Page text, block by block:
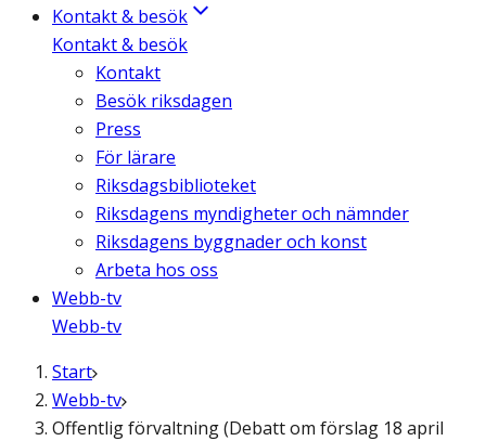
Kontakt & besök
Kontakt & besök
Kontakt
Besök riksdagen
Press
För lärare
Riksdagsbiblioteket
Riksdagens myndigheter och nämnder
Riksdagens byggnader och konst
Arbeta hos oss
Webb-tv
Webb-tv
Start
Webb-tv
Offentlig förvaltning (Debatt om förslag 18 april